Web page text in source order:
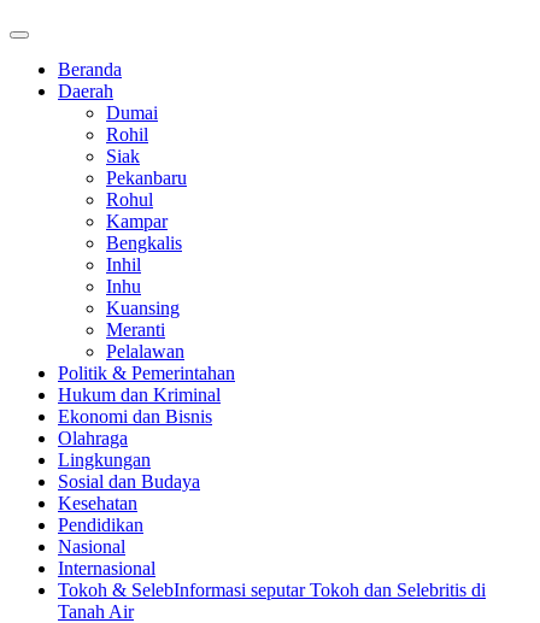
Beranda
Daerah
Dumai
Rohil
Siak
Pekanbaru
Rohul
Kampar
Bengkalis
Inhil
Inhu
Kuansing
Meranti
Pelalawan
Politik & Pemerintahan
Hukum dan Kriminal
Ekonomi dan Bisnis
Olahraga
Lingkungan
Sosial dan Budaya
Kesehatan
Pendidikan
Nasional
Internasional
Tokoh & SelebInformasi seputar Tokoh dan Selebritis di
Tanah Air